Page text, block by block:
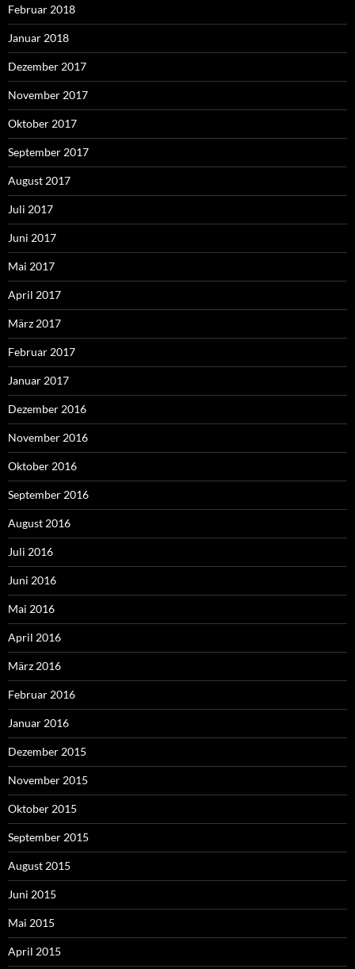
Februar 2018
Januar 2018
Dezember 2017
November 2017
Oktober 2017
September 2017
August 2017
Juli 2017
Juni 2017
Mai 2017
April 2017
März 2017
Februar 2017
Januar 2017
Dezember 2016
November 2016
Oktober 2016
September 2016
August 2016
Juli 2016
Juni 2016
Mai 2016
April 2016
März 2016
Februar 2016
Januar 2016
Dezember 2015
November 2015
Oktober 2015
September 2015
August 2015
Juni 2015
Mai 2015
April 2015